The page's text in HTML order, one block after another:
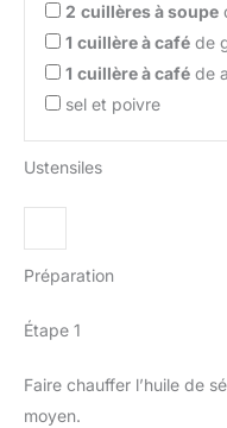
2 cuillères à soupe
1 cuillère à café de
1 cuillère à café de
sel et poivre
Ustensiles
Préparation
Étape 1
Faire chauffer l’huile de
moyen.